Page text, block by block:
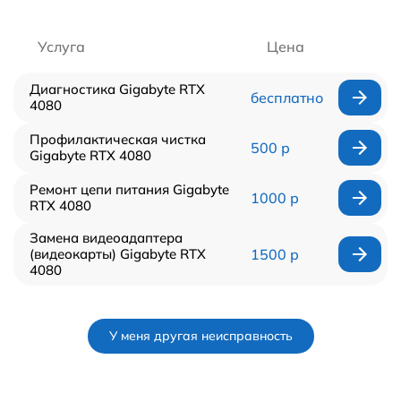
Услуга Цена
Диагностика Gigabyte RTX
4080
бесплатно
Профилактическая чистка
Gigabyte RTX 4080
500 р
Ремонт цепи питания Gigabyte
RTX 4080
1000 р
Замена видеоадаптера
(видеокарты) Gigabyte RTX
4080
1500 р
У меня другая неисправность